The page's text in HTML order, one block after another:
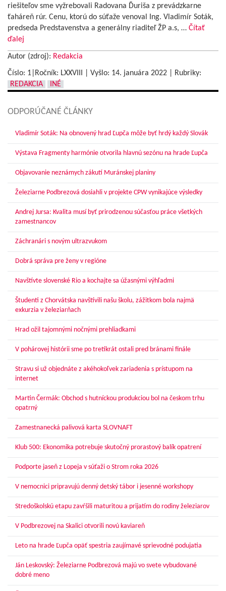
riešiteľov sme vyžrebovali Radovana Ďuriša z prevádzkarne
ťaháreň rúr. Cenu, ktorú do súťaže venoval Ing. Vladimír Soták,
predseda Predstavenstva a generálny riaditeľ ŽP a.s, … Čítať
ďalej
Autor (zdroj): Redakcia
Číslo: 1|Ročník: LXXVIII | Vyšlo: 14. januára 2022
Rubriky:
REDAKCIA
INÉ
ODPORÚČANÉ ČLÁNKY
Vladimír Soták: Na obnovený hrad Ľupča môže byť hrdý každý Slovák
Výstava Fragmenty harmónie otvorila hlavnú sezónu na hrade Ľupča
Objavovanie neznámych zákutí Muránskej planiny
Železiarne Podbrezová dosiahli v projekte CPW vynikajúce výsledky
Andrej Jursa: Kvalita musí byť prirodzenou súčasťou práce všetkých
zamestnancov
Záchranári s novým ultrazvukom
Dobrá správa pre ženy v regióne
Navštívte slovenské Rio a kochajte sa úžasnými výhľadmi
Študenti z Chorvátska navštívili našu školu, zážitkom bola najmä
exkurzia v železiarňach
Hrad ožil tajomnými nočnými prehliadkami
V pohárovej histórii sme po tretíkrát ostali pred bránami finále
Stravu si už objednáte z akéhokoľvek zariadenia s prístupom na
internet
Martin Čermák: Obchod s hutníckou produkciou bol na českom trhu
opatrný
Zamestnanecká palivová karta SLOVNAFT
Klub 500: Ekonomika potrebuje skutočný prorastový balík opatrení
Podporte jaseň z Lopeja v súťaži o Strom roka 2026
V nemocnici pripravujú denný detský tábor i jesenné workshopy
Stredoškolskú etapu zavŕšili maturitou a prijatím do rodiny železiarov
V Podbrezovej na Skalici otvorili novú kaviareň
Leto na hrade Ľupča opäť spestria zaujímavé sprievodné podujatia
Ján Leskovský: Železiarne Podbrezová majú vo svete vybudované
dobré meno